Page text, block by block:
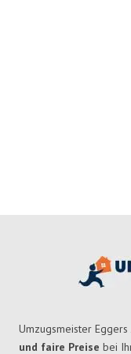
Umzugsmeister
und faire Preise bei